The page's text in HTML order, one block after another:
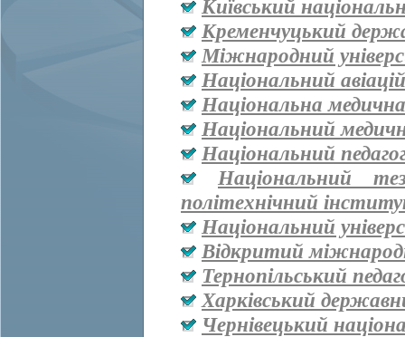
Київський
Кременчуцький
Міжнародний
Національний
Національна медична
Національний
Національний
Національний
політехнічний
Національний
Відкритий
Тернопільський
Харківський
Чернівецький